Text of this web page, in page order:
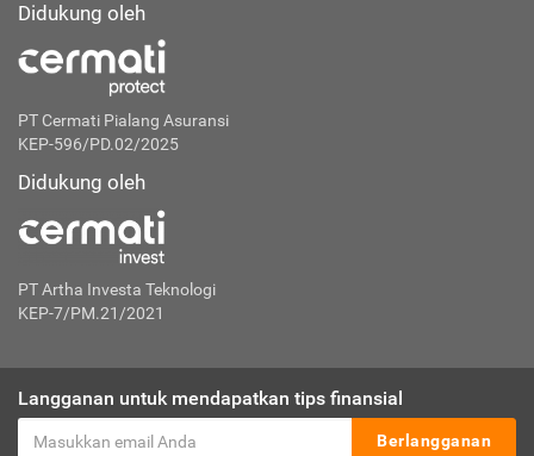
Didukung oleh
PT Cermati Pialang Asuransi
KEP-596/PD.02/2025
Didukung oleh
PT Artha Investa Teknologi
KEP-7/PM.21/2021
Langganan untuk mendapatkan tips finansial
Berlangganan